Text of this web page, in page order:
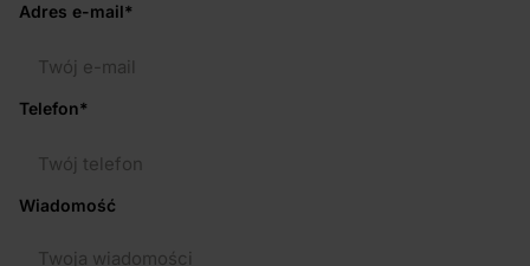
Adres e-mail*
Telefon*
Wiadomość